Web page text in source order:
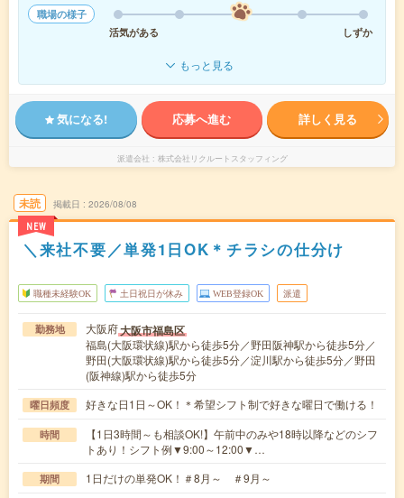
職場の様子
活気がある
しずか
もっと見る
気になる! 応募へ進む 詳しく見る
派遣会社 株式会社リクルートスタッフィング
未読
NEW
掲載日 2026/08/08
＼来社不要／単発1日OK＊チラシの仕分け
職種未経験OK 土日祝日が休み WEB登録OK 派遣
勤務地 大阪府大阪市福島区
福島(大阪環状線)駅から徒歩5分／野田阪神駅から徒歩5分／
野田(大阪環状線)駅から徒歩5分／淀川駅から徒歩5分／野田
(阪神線)駅から徒歩5分
曜日頻度 好きな日1日～OK！＊希望シフト制で好きな曜日で働ける！
時間
【1日3時間～も相談OK!】午前中のみや18時以降などのシフ
トあり！シフト例▼9:00～12:00▼…
期間 1日だけの単発OK！＃8月～ ＃9月～